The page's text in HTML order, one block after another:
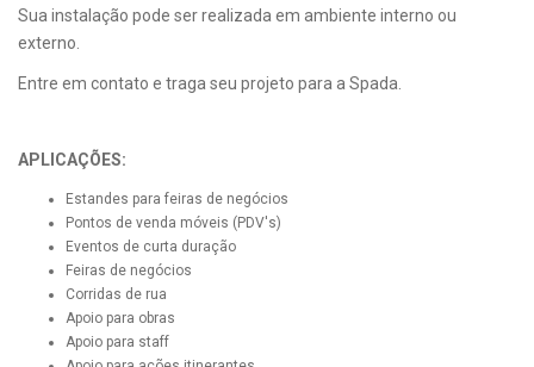
Sua instalação pode ser realizada em ambiente interno ou
externo.
Entre em contato e traga seu projeto para a Spada.
APLICAÇÕES:
Estandes para feiras de negócios
Pontos de venda móveis (PDV's)
Eventos de curta duração
Feiras de negócios
Corridas de rua
Apoio para obras
Apoio para staff